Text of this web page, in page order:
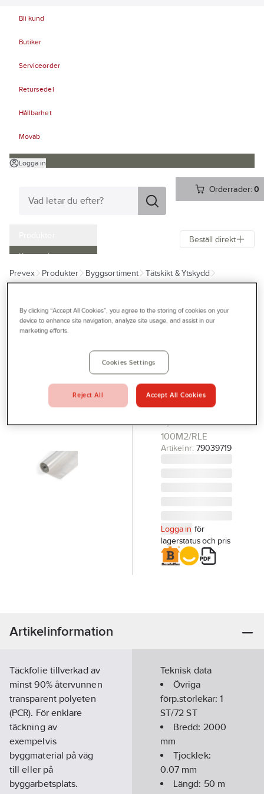
Bli kund
Butiker
Serviceorder
Retursedel
Hållbarhet
Movab
Logga in
Orderrader:0
Kampanjer
Outlet
Bli kund
Profilshop
Serviceverkstad
Företagsprofilering
Beställ direkt
Prevex Produkter Byggsortiment
Tätskikt & Ytskydd
TECCA
Tecca
TÄCKPLAST
TRANSP.
0,07MM 2X50M
100M2/RLE
Artikelnr: 79039719
Logga in för
lagerstatus och pris
Artikelinformation
Täckfolie tillverkad av
minst 90% återvunnen
transparent polyeten
(PCR). För enklare
täckning av
exempelvis
byggmaterial på väg
till eller på
byggarbetsplats.
Teknisk data
Övriga
förp.storlekar:1
ST/72 ST
Bredd: 2000
mm
Tjocklek:
0.07 mm
Längd: 50 m
By clicking “Accept All Cookies”, you agree to the storing of cookies on your
device to enhance site navigation, analyze site usage, and assist in our
marketing efforts.
Cookies Settings
Reject All Accept All Cookies